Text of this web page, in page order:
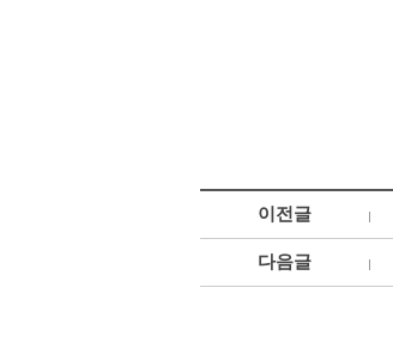
이전글
다음글